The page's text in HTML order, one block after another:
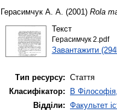
Герасимчук А. А. (2001) Rola
Текст
Герасимчук 2.pdf
Завантажити
Тип ресурсу: Стаття
Класифікатор:
B
Відділи: Факультет